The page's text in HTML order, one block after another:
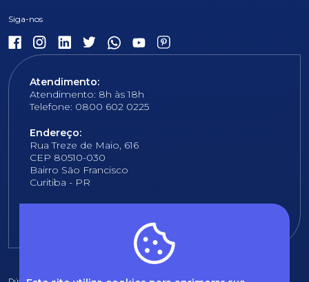
Atendimento:
Atendimento: 8h às 18h
Telefone: 0800 602 0225
Endereço:
Rua Treze de Maio, 616
CEP 80510-030
Bairro São Francisco
Curitiba - PR